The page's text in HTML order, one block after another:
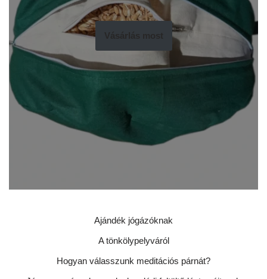
Ajándék jógázóknak
A tönkölypelyváról
Hogyan válasszunk meditációs párnát?